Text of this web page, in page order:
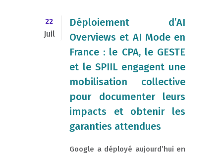
22
Juil
​Déploiement d’AI
Overviews et AI Mode en
France : le CPA, le GESTE
et le SPIIL engagent une
mobilisation collective
pour documenter leurs
impacts et obtenir les
garanties attendues
Google a déployé aujourd’hui en